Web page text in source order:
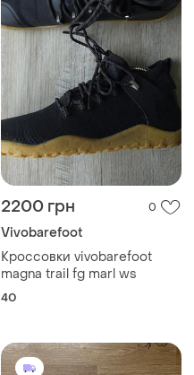
2200 грн 0
Vivobarefoot
Кроссовки vivobarefoot
magna trail fg marl ws
40